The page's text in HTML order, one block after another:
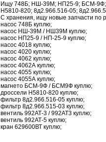
Ищу 748Б; НШ-39М; НП25-9; БСМ-9Ф;
Н5810-820; 8д2.966.516-05;
С хранения, ищу новые запчасти по
насос 748Б куплю;
насос НШ-39М / НШ39М куплю;
насос НП25-9 / НП-25-9 куплю;
насос 4018 куплю;
насос 4020 куплю;
насос 4062 куплю;
насос 4062А куплю;
насос 4055 куплю;
насос 4055А куплю;
магнето БСМ-9Ф / БСМ9Ф куплю;
дроссели Н5810-820 куплю;
фильтр 8д2.966.516-05 куплю;
фильтр 8д2.966.515-03 куплю;
вентиль 992АТ-3 / 992АТ3 куплю;
вентиль 992АТ-5 куплю;
кран 629600ВТ куплю;